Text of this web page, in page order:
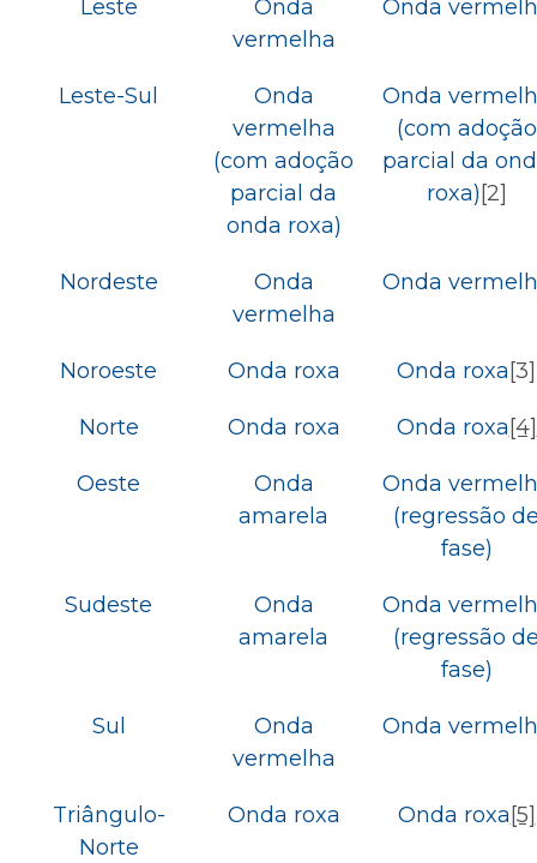
Leste
Onda
vermelha
Onda
Leste-Sul
Onda
vermelha
(com adoção
parcial da
onda roxa)
Onda
(com adoção
parcial da
roxa) [2]
Nordeste
Onda
vermelha
Onda
Noroeste Onda roxa Onda roxa [3]
Norte Onda roxa Onda roxa [4]
Oeste
Onda
amarela
Onda
(regressão
fase)
Sudeste
Onda
amarela
Onda
(regressão
fase)
Sul
Onda
vermelha
Onda
Triângulo-
Norte
Onda roxa Onda roxa [5]